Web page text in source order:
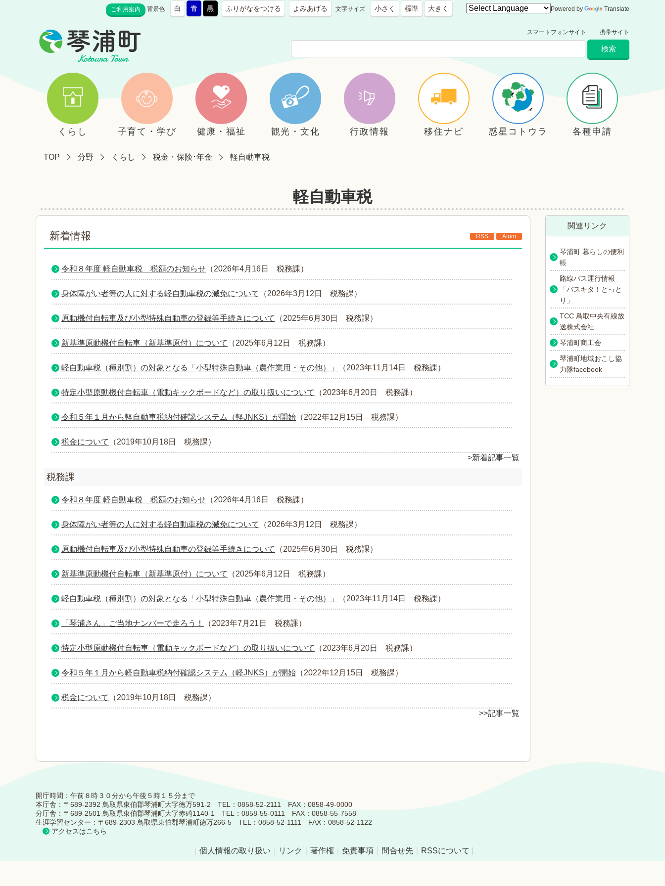
ご利用案内 背景色 白 青 黒 ふりがなをつける よみあげる 文字サイズ 小さく 標準 大きく Powered by Translate
スマートフォンサイト 携帯サイト
くらし 子育て・学び 健康・福祉 観光・文化 行政情報 移住ナビ 惑星コトウラ 各種申請
TOP 分野 くらし 税金・保険･年金 軽自動車税
軽自動車税
新着情報 RSS Atom
令和８年度 軽自動車税 税額のお知らせ （2026年4月16日 税務課）
身体障がい者等の人に対する軽自動車税の減免について （2026年3月12日 税務課）
原動機付自転車及び小型特殊自動車の登録等手続きについて （2025年6月30日 税務課）
新基準原動機付自転車（新基準原付）について （2025年6月12日 税務課）
軽自動車税（種別割）の対象となる「小型特殊自動車（農作業用・その他）」 （2023年11月14日 税務課）
特定小型原動機付自転車（電動キックボードなど）の取り扱いについて （2023年6月20日 税務課）
令和５年１月から軽自動車税納付確認システム（軽JNKS）が開始 （2022年12月15日 税務課）
税金について （2019年10月18日 税務課）
>新着記事一覧
税務課
令和８年度 軽自動車税 税額のお知らせ （2026年4月16日 税務課）
身体障がい者等の人に対する軽自動車税の減免について （2026年3月12日 税務課）
原動機付自転車及び小型特殊自動車の登録等手続きについて （2025年6月30日 税務課）
新基準原動機付自転車（新基準原付）について （2025年6月12日 税務課）
軽自動車税（種別割）の対象となる「小型特殊自動車（農作業用・その他）」 （2023年11月14日 税務課）
「琴浦さん」ご当地ナンバーで走ろう！ （2023年7月21日 税務課）
特定小型原動機付自転車（電動キックボードなど）の取り扱いについて （2023年6月20日 税務課）
令和５年１月から軽自動車税納付確認システム（軽JNKS）が開始 （2022年12月15日 税務課）
税金について （2019年10月18日 税務課）
>>記事一覧
関連リンク
琴浦町 暮らしの便利
帳
路線バス運行情報
「バスキタ！とっと
り」
TCC 鳥取中央有線放
送株式会社
琴浦町商工会
琴浦町地域おこし協
力隊facebook
開庁時間：午前８時３０分から午後５時１５分まで
本庁舎：〒689-2392 鳥取県東伯郡琴浦町大字徳万591-2 TEL：0858-52-2111 FAX：0858-49-0000
分庁舎：〒689-2501 鳥取県東伯郡琴浦町大字赤碕1140-1 TEL：0858-55-0111 FAX：0858-55-7558
生涯学習センター：〒689-2303 鳥取県東伯郡琴浦町徳万266-5 TEL：0858-52-1111 FAX：0858-52-1122
アクセスはこちら
個人情報の取り扱い リンク 著作権 免責事項 問合せ先 RSSについて